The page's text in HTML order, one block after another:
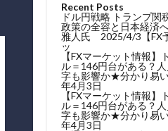
Recent Posts
ドル円戦略 トランプ関
政策の全容と日本経済
雅人氏 2025/4/3【FX
ッ
【FXマーケット情報】
ル＝146円台がある？
字も影響か★分かり易
年4月3日
【FXマーケット情報】
ル＝146円台がある？
字も影響か★分かり易
年4月3日